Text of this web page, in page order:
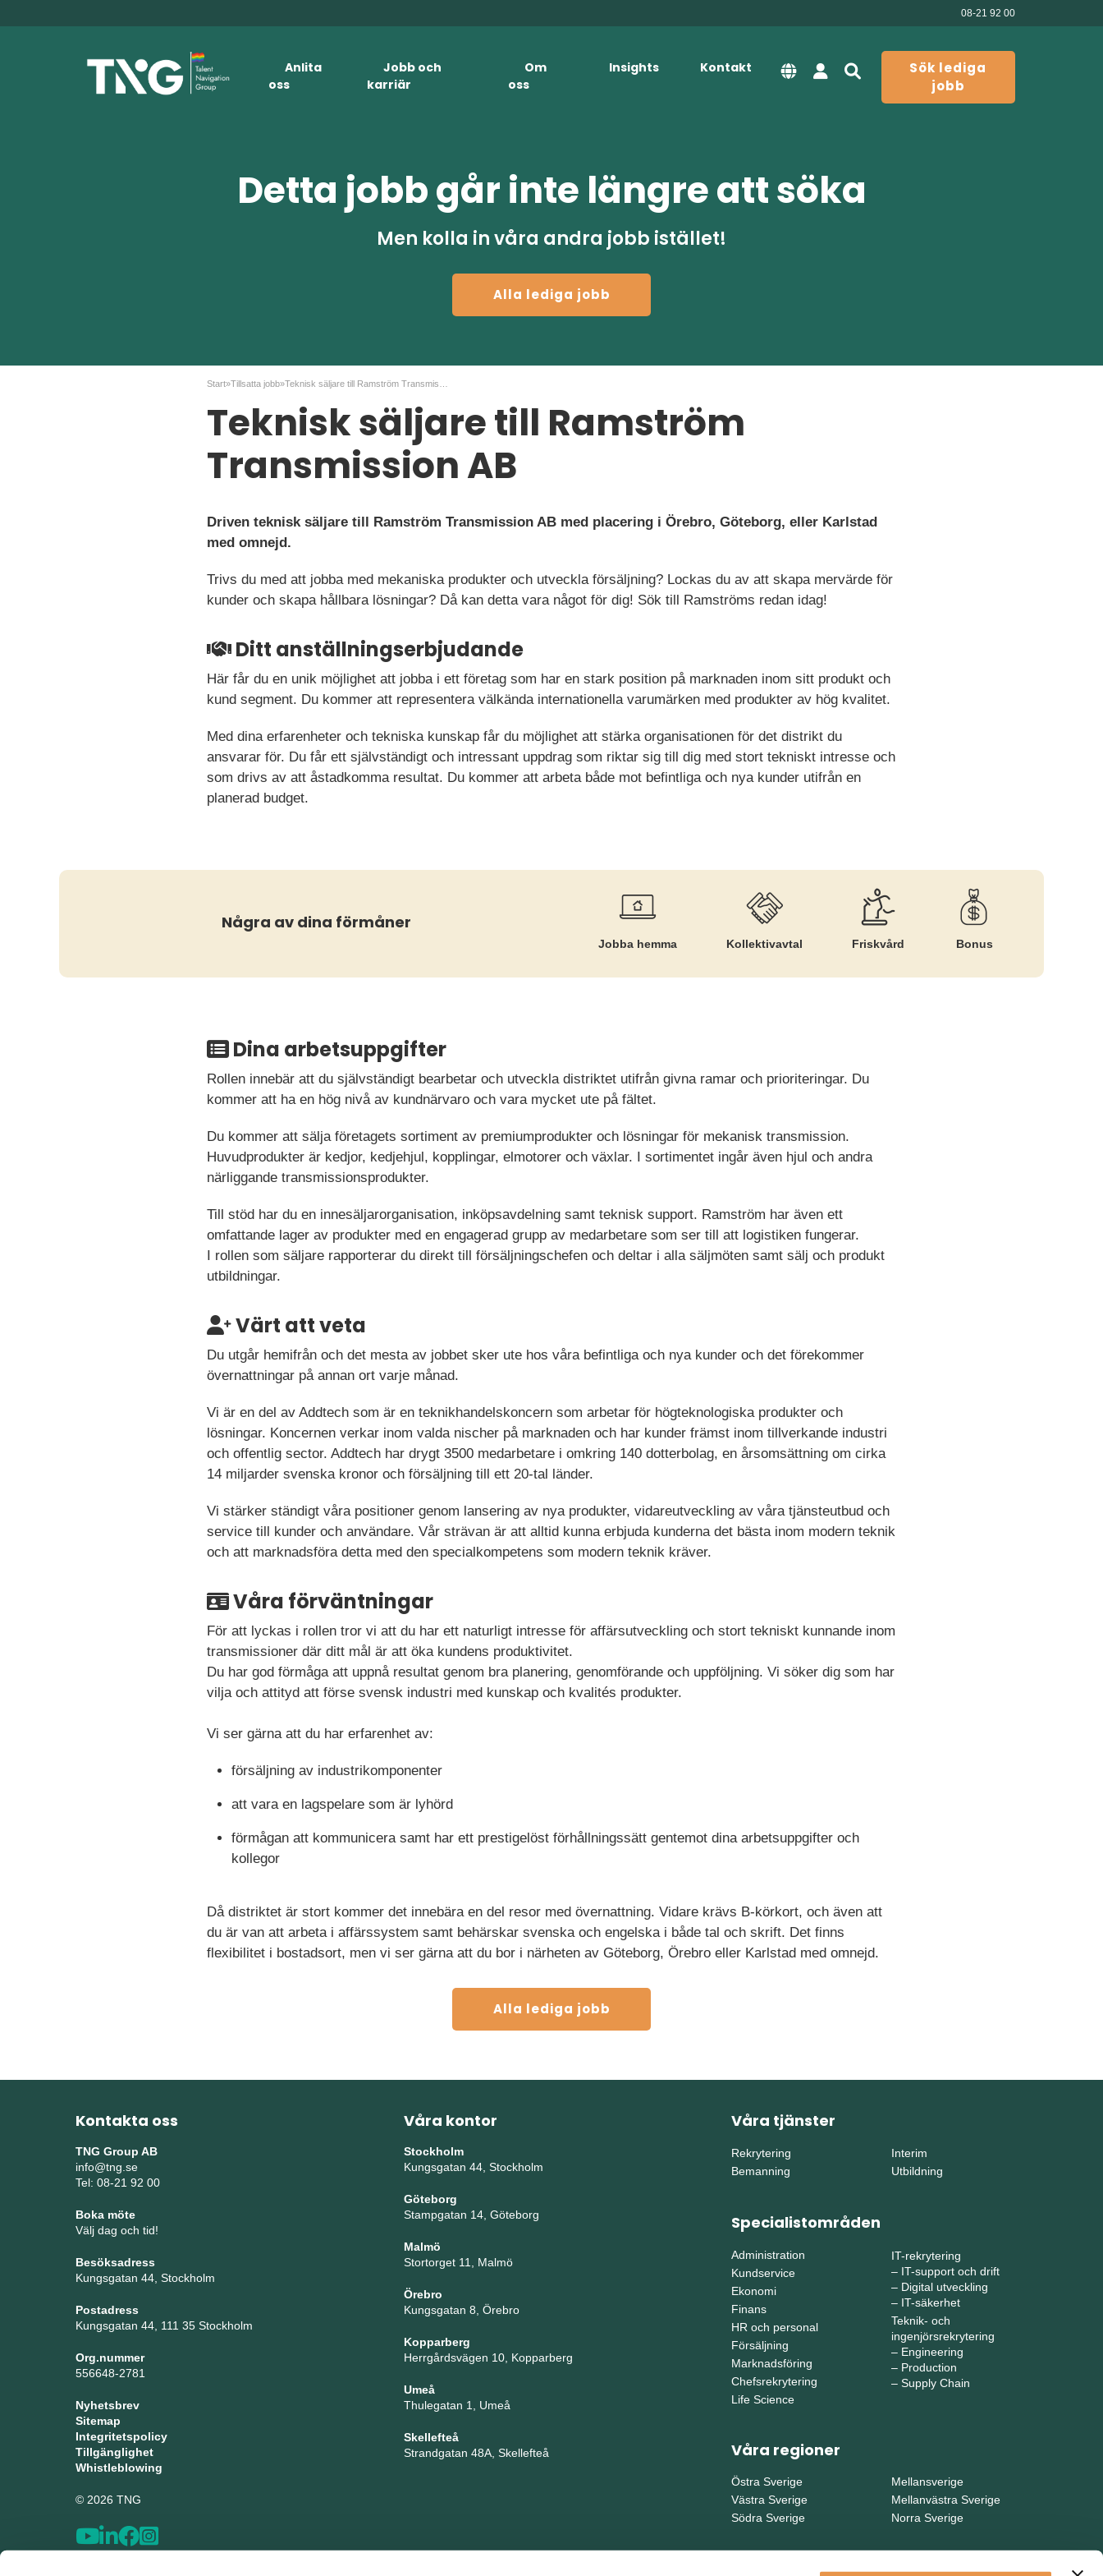
08-21 92 00
Anlita
oss
Jobb och
karriär
Om
oss
Insights Kontakt
Sök lediga
jobb
Detta jobb går inte längre att söka
Men kolla in våra andra jobb istället!
Alla lediga jobb
Start»Tillsatta jobb»
Teknisk säljare till Ramström
Transmission AB
Driven teknisk säljare till Ramström Transmission AB med placering i Örebro, Göteborg, eller Karlstad
med omnejd.
Trivs du med att jobba med mekaniska produkter och utveckla försäljning? Lockas du av att skapa mervärde för
kunder och skapa hållbara lösningar? Då kan detta vara något för dig! Sök till Ramströms redan idag!
Ditt anställningserbjudande
Här får du en unik möjlighet att jobba i ett företag som har en stark position på marknaden inom sitt produkt och
kund segment. Du kommer att representera välkända internationella varumärken med produkter av hög kvalitet.
Med dina erfarenheter och tekniska kunskap får du möjlighet att stärka organisationen för det distrikt du
ansvarar för. Du får ett självständigt och intressant uppdrag som riktar sig till dig med stort tekniskt intresse och
som drivs av att åstadkomma resultat. Du kommer att arbeta både mot befintliga och nya kunder utifrån en
planerad budget.
Några av dina förmåner
Jobba hemma Kollektiv­avtal Friskvård Bonus
Dina arbetsuppgifter
Rollen innebär att du självständigt bearbetar och utveckla distriktet utifrån givna ramar och prioriteringar. Du
kommer att ha en hög nivå av kundnärvaro och vara mycket ute på fältet.
Du kommer att sälja företagets sortiment av premiumprodukter och lösningar för mekanisk transmission.
Huvudprodukter är kedjor, kedjehjul, kopplingar, elmotorer och växlar. I sortimentet ingår även hjul och andra
närliggande transmissionsprodukter.
Till stöd har du en innesäljarorganisation, inköpsavdelning samt teknisk support. Ramström har även ett
omfattande lager av produkter med en engagerad grupp av medarbetare som ser till att logistiken fungerar.
I rollen som säljare rapporterar du direkt till försäljningschefen och deltar i alla säljmöten samt sälj och produkt
utbildningar.
Värt att veta
Du utgår hemifrån och det mesta av jobbet sker ute hos våra befintliga och nya kunder och det förekommer
övernattningar på annan ort varje månad.
Vi är en del av Addtech som är en teknikhandelskoncern som arbetar för högteknologiska produkter och
lösningar. Koncernen verkar inom valda nischer på marknaden och har kunder främst inom tillverkande industri
och offentlig sector. Addtech har drygt 3500 medarbetare i omkring 140 dotterbolag, en årsomsättning om cirka
14 miljarder svenska kronor och försäljning till ett 20-tal länder.
Vi stärker ständigt våra positioner genom lansering av nya produkter, vidareutveckling av våra tjänsteutbud och
service till kunder och användare. Vår strävan är att alltid kunna erbjuda kunderna det bästa inom modern teknik
och att marknadsföra detta med den specialkompetens som modern teknik kräver.
Våra förväntningar
För att lyckas i rollen tror vi att du har ett naturligt intresse för affärsutveckling och stort tekniskt kunnande inom
transmissioner där ditt mål är att öka kundens produktivitet.
Du har god förmåga att uppnå resultat genom bra planering, genomförande och uppföljning. Vi söker dig som har
vilja och attityd att förse svensk industri med kunskap och kvalités produkter.
Vi ser gärna att du har erfarenhet av:
försäljning av industrikomponenter
att vara en lagspelare som är lyhörd
förmågan att kommunicera samt har ett prestigelöst förhållningssätt gentemot dina arbetsuppgifter och
kollegor
Då distriktet är stort kommer det innebära en del resor med övernattning. Vidare krävs B-körkort, och även att
du är van att arbeta i affärssystem samt behärskar svenska och engelska i både tal och skrift. Det finns
flexibilitet i bostadsort, men vi ser gärna att du bor i närheten av Göteborg, Örebro eller Karlstad med omnejd.
Alla lediga jobb
Kontakta oss
TNG Group AB
info@tng.se
Tel: 08-21 92 00
Boka möte
Välj dag och tid!
Besöksadress
Kungsgatan 44, Stockholm
Postadress
Kungsgatan 44, 111 35 Stockholm
Org.nummer
556648-2781
Nyhetsbrev
Sitemap
Integritetspolicy
Tillgänglighet
Whistleblowing
© 2026 TNG
Våra kontor
Stockholm
Kungsgatan 44, Stockholm
Göteborg
Stampgatan 14, Göteborg
Malmö
Stortorget 11, Malmö
Örebro
Kungsgatan 8, Örebro
Kopparberg
Herrgårdsvägen 10, Kopparberg
Umeå
Thulegatan 1, Umeå
Skellefteå
Strandgatan 48A, Skellefteå
Våra tjänster
Rekrytering
Bemanning
Interim
Utbildning
Specialistområden
Administration
Kundservice
Ekonomi
Finans
HR och personal
Försäljning
Marknadsföring
Chefsrekrytering
Life Science
IT-rekrytering
– IT-support och drift
– Digital utveckling
– IT-säkerhet
Teknik- och
ingenjörsrekrytering
– Engineering
– Production
– Supply Chain
Våra regioner
Östra Sverige
Västra Sverige
Södra Sverige
Mellansverige
Mellanvästra Sverige
Norra Sverige